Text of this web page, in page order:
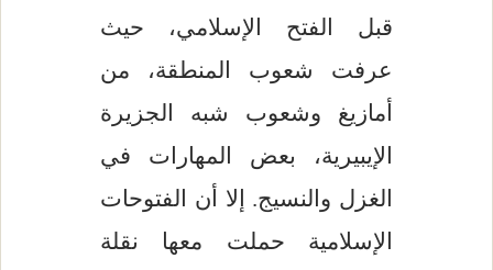
قبل الفتح الإسلامي، حيث
عرفت شعوب المنطقة، من
أمازيغ وشعوب شبه الجزيرة
الإيبيرية، بعض المهارات في
الغزل والنسيج. إلا أن الفتوحات
الإسلامية حملت معها نقلة